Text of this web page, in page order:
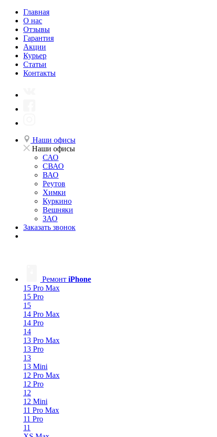
Главная
О нас
Отзывы
Гарантия
Акции
Курьер
Статьи
Контакты
Наши офисы
Наши офисы
САО
СВАО
ВАО
Реутов
Химки
Куркино
Вешняки
ЗАО
Заказать звонок
Ремонт iPhone
15 Pro Max
15 Pro
15
14 Pro Max
14 Pro
14
13 Pro Max
13 Pro
13
13 Mini
12 Pro Max
12 Pro
12
12 Mini
11 Pro Max
11 Pro
11